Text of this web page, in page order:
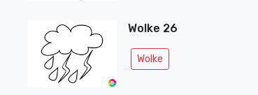
Wolke 26
Wolke